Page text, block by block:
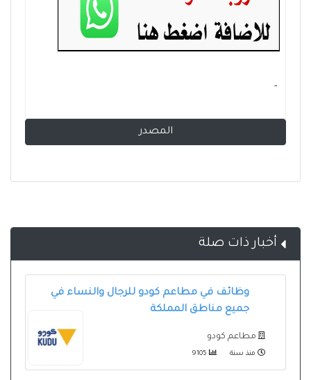
- ‏
المصدر
أخبار ذات صلة
وظائف في مطاعم كودو للرجال والنساء في
جميع مناطق المملكة
مطاعم كودو
منذ سنة